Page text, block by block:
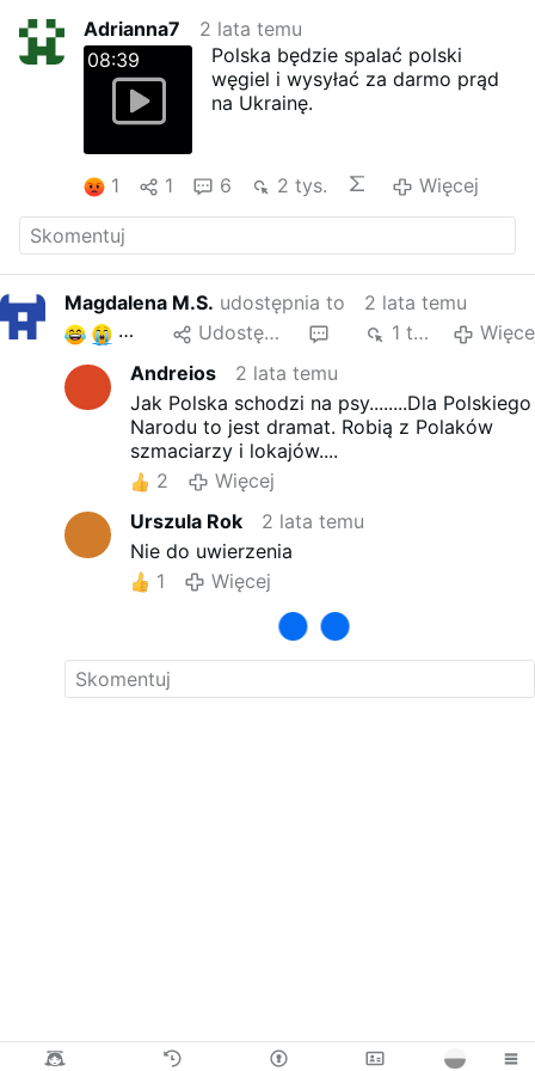
Adrianna7
2 lata temu
08:39
Polska będzie spalać polski
węgiel i wysyłać za darmo prąd
na Ukrainę.
1 1 6 2 tys. Więcej
Magdalena M.S. udostępnia to
2 lata temu
Udostępnij 1 tys.
Andreios
2 lata temu
Jak Polska schodzi na psy........Dla Polskiego
Narodu to jest dramat. Robią z Polaków
szmaciarzy i lokajów....
2
Więcej
Urszula Rok
2 lata temu
Nie do uwierzenia
1
Więcej